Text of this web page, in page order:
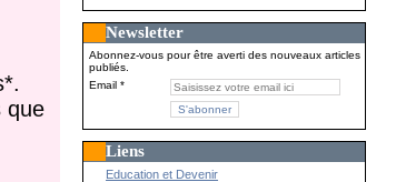
que
Newsletter
Abonnez-vous pour être averti des nouveaux articles
publiés.
Email
Liens
Education et Devenir